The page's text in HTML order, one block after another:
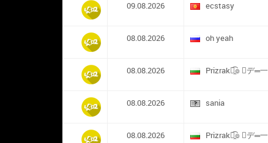
09.08.2026 ecstasy
08.08.2026 oh yeah
08.08.2026 Prizrak๏̯͡๏ ︻デ═一
08.08.2026 sania
08.08.2026 Prizrak๏̯͡๏ ︻デ═一